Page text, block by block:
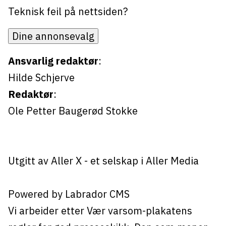
Teknisk feil på nettsiden?
Dine annonsevalg
Ansvarlig redaktør:
Hilde Schjerve
Redaktør:
Ole Petter Baugerød Stokke
Utgitt av Aller X- et selskap i Aller Media
Powered by Labrador CMS
Vi arbeider etter Vær varsom-plakatens